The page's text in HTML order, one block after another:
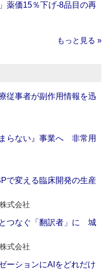
薬価15％下げ‐8品目の再
もっと見る »
従事者が副作用情報を迅
らない』事業へ 非常用
で変える臨床開発の生産
式会社
とつなぐ「翻訳者」に 城
式会社
ーションにAIをどれだけ